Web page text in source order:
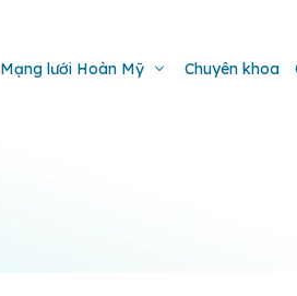
Mạng lưới Hoàn Mỹ Chuyên khoa